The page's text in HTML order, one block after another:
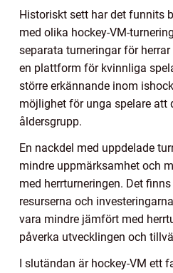
Historiskt sett har det funnits
med olika hockey-VM-
separata turneringar för
en plattform för kvinnliga
större erkännande inom
möjlighet för unga spelare att
åldersgrupp.
En nackdel med uppdelade
mindre uppmärksamhet och
med herrturneringen. Det
resurserna och
vara mindre jämfört med
påverka utvecklingen och
I slutändan är hockey-VM ett